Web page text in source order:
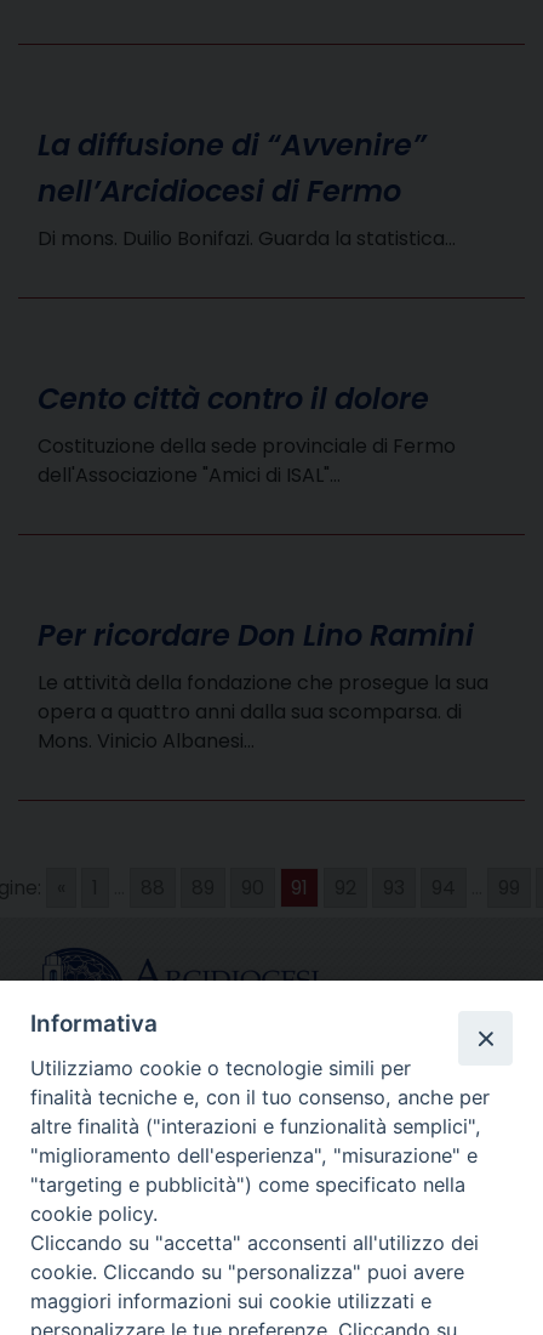
La diffusione di “Avvenire”
nell’Arcidiocesi di Fermo
Di mons. Duilio Bonifazi. Guarda la statistica…
Cento città contro il dolore
Costituzione della sede provinciale di Fermo
dell'Associazione "Amici di ISAL"…
Per ricordare Don Lino Ramini
Le attività della fondazione che prosegue la sua
opera a quattro anni dalla sua scomparsa. di
Mons. Vinicio Albanesi…
91
CONTATTI
info@fermodiocesi.it
pec:economato.diocesifermo@legalmail.it
SEGUICI SU
Facebook
Instagram
X YouTube
Feed
Informativa
Utilizziamo cookie o tecnologie simili per
finalità tecniche e, con il tuo consenso, anche per
altre finalità ("interazioni e funzionalità semplici",
"miglioramento dell'esperienza", "misurazione" e
"targeting e pubblicità") come specificato nella
cookie policy.
Cliccando su "accetta" acconsenti all'utilizzo dei
cookie. Cliccando su "personalizza" puoi avere
maggiori informazioni sui cookie utilizzati e